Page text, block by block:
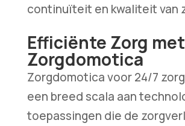
continuïteit en kwaliteit van
Efficiënte Zorg met
Zorgdomotica
Zorgdomotica voor 24/7
een breed scala aan
toepassingen die de